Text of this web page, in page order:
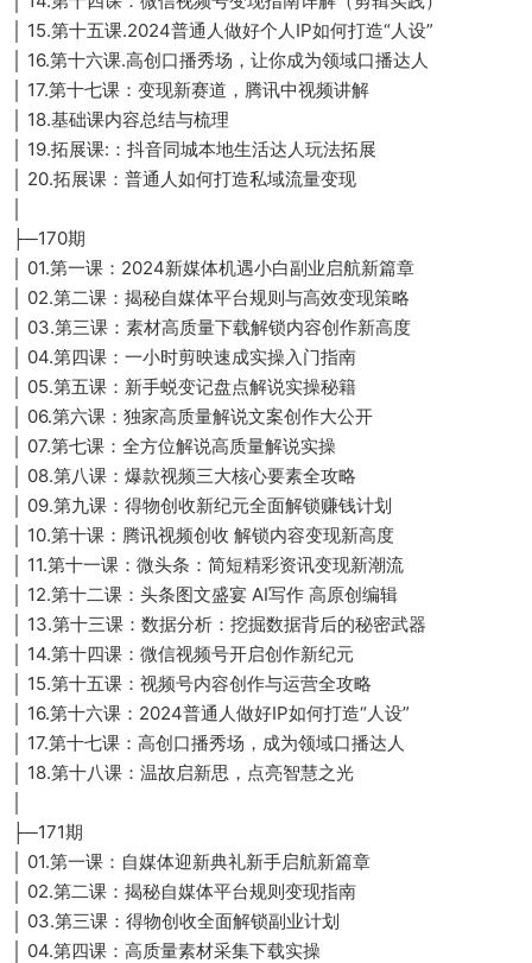
│ 15.第十五课.2024普通人做好个人IP如何打造“人设”
│ 16.第十六课.高创口播秀场，让你成为领域口播达人
│ 17.第十七课：变现新赛道，腾讯中视频讲解
│ 18.基础课内容总结与梳理
│ 19.拓展课:：抖音同城本地生活达人玩法拓展
│ 20.拓展课：普通人如何打造私域流量变现
├─170期
│ 01.第一课：2024新媒体机遇小白副业启航新篇章
│ 02.第二课：揭秘自媒体平台规则与高效变现策略
│ 03.第三课：素材高质量下载解锁内容创作新高度
│ 04.第四课：一小时剪映速成实操入门指南
│ 05.第五课：新手蜕变记盘点解说实操秘籍
│ 06.第六课：独家高质量解说文案创作大公开
│ 07.第七课：全方位解说高质量解说实操
│ 08.第八课：爆款视频三大核心要素全攻略
│ 09.第九课：得物创收新纪元全面解锁赚钱计划
│ 10.第十课：腾讯视频创收 解锁内容变现新高度
│ 11.第十一课：微头条：简短精彩资讯变现新潮流
│ 12.第十二课：头条图文盛宴 AI写作 高原创编辑
│ 13.第十三课：数据分析：挖掘数据背后的秘密武器
│ 14.第十四课：微信视频号开启创作新纪元
│ 15.第十五课：视频号内容创作与运营全攻略
│ 16.第十六课：2024普通人做好IP如何打造“人设”
│ 17.第十七课：高创口播秀场，成为领域口播达人
│ 18.第十八课：温故启新思，点亮智慧之光
├─171期
│ 01.第一课：自媒体迎新典礼新手启航新篇章
│ 02.第二课：揭秘自媒体平台规则变现指南
│ 03.第三课：得物创收全面解锁副业计划
│ 04.第四课：高质量素材采集下载实操